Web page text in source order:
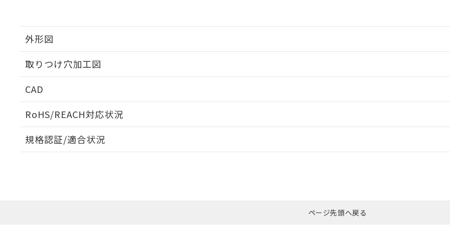
外形図
取りつけ穴加工図
CAD
RoHS/REACH対応状況
EU RoHS 注意事項・凡例
ダウンロードはこちら
規格認証/適合状況
ページ先頭へ戻る